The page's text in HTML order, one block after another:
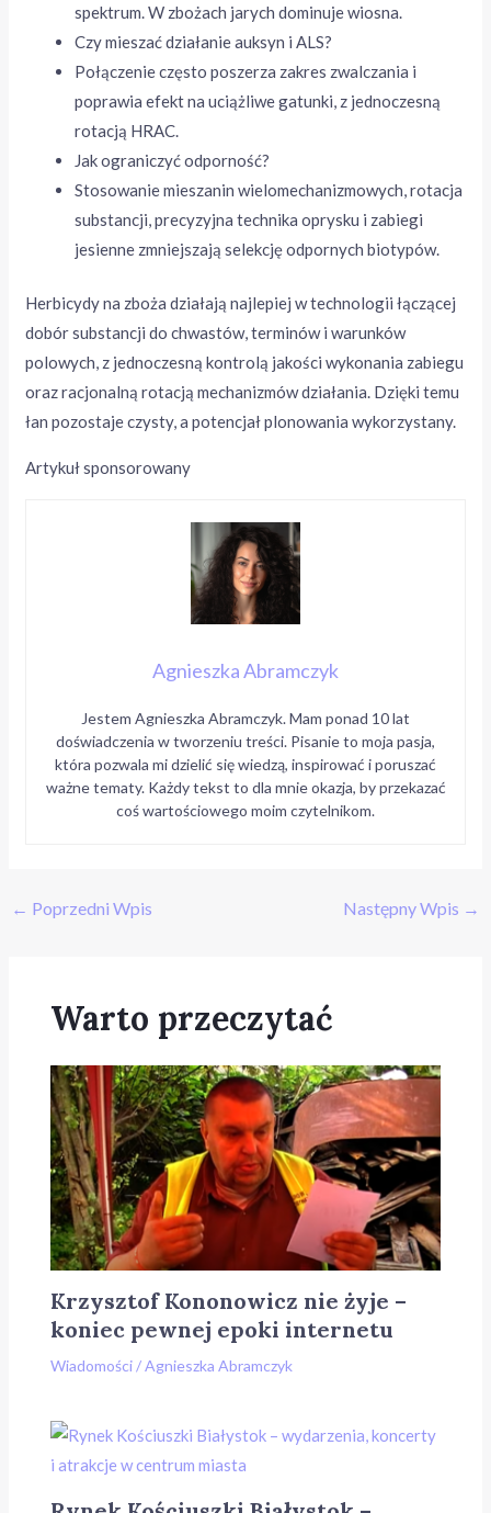
spektrum. W zbożach jarych dominuje wiosna.
Czy mieszać działanie auksyn i ALS?
Połączenie często poszerza zakres zwalczania i
poprawia efekt na uciążliwe gatunki, z jednoczesną
rotacją HRAC.
Jak ograniczyć odporność?
Stosowanie mieszanin wielomechanizmowych, rotacja
substancji, precyzyjna technika oprysku i zabiegi
jesienne zmniejszają selekcję odpornych biotypów.
Herbicydy na zboża działają najlepiej w technologii łączącej
dobór substancji do chwastów, terminów i warunków
polowych, z jednoczesną kontrolą jakości wykonania zabiegu
oraz racjonalną rotacją mechanizmów działania. Dzięki temu
łan pozostaje czysty, a potencjał plonowania wykorzystany.
Artykuł sponsorowany
Agnieszka Abramczyk
Jestem Agnieszka Abramczyk. Mam ponad 10 lat
doświadczenia w tworzeniu treści. Pisanie to moja pasja,
która pozwala mi dzielić się wiedzą, inspirować i poruszać
ważne tematy. Każdy tekst to dla mnie okazja, by przekazać
coś wartościowego moim czytelnikom.
← Poprzedni Wpis Następny Wpis →
Warto przeczytać
Krzysztof Kononowicz nie żyje –
koniec pewnej epoki internetu
Wiadomości/Agnieszka Abramczyk